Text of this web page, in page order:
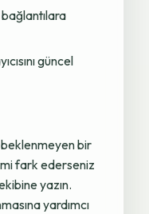
güncel
beklenmeyen bir
fark ederseniz
yazın.
yardımcı